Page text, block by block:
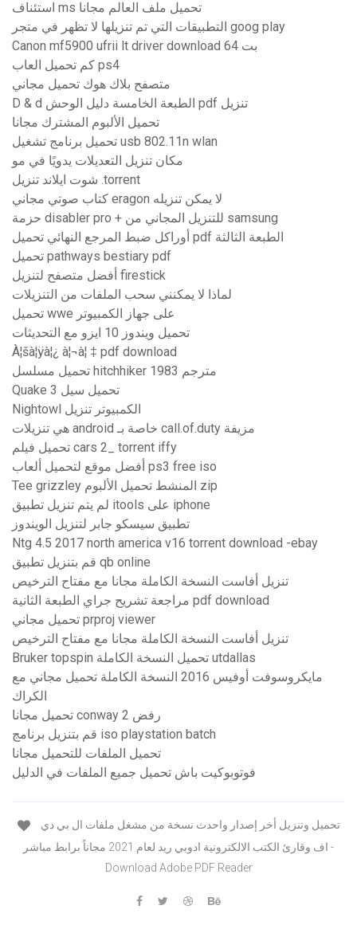
استئناف ms تحميل ملف العالم مجانا
التطبيقات التي تم تنزيلها لا تظهر في متجر goog play
Canon mf5900 ufrii lt driver download 64 بت
كم تحميل العاب ps4
متصفح بلاك هوك تحميل مجاني
D & d الطبعة الخامسة دليل الوحش pdf تنزيل
تحميل الألبوم المشترك مجانا
تحميل برنامج تشغيل usb 802.11n wlan
مكان تنزيل التعديلات يدويًا في مو
شوت ايلاند تنزيل .torrent
كتاب صوتي مجاني eragon لا يمكن تنزيله
حزمة disabler pro + للتنزيل المجاني من samsung
أوراكل ضبط المرجع النهائي تحميل pdf الطبعة الثالثة
تحميل pathways bestiary pdf
أفضل متصفح لتنزيل firestick
لماذا لا يمكنني سحب الملفات من التنزيلات
تحميل wwe على جهاز الكمبيوتر
تحميل ويندوز 10 ايزو مع التحديثات
À¦šà¦ÿà¦¿ à¦¬à¦ ‡ pdf download
تحميل مسلسل hitchhiker 1983 مترجم
Quake 3 تحميل سيل
Nightowl الكمبيوتر تنزيل
هي تنزيلات android خاصة بـ call.of.duty مزيفة
تحميل فيلم cars 2_ torrent iffy
أفضل موقع لتحميل ألعاب ps3 free iso
Tee grizzley المنشط تحميل الألبوم zip
لم يتم تنزيل تطبيق itools على iphone
تطبيق سيسكو جابر لتنزيل الويندوز
Ntg 4.5 2017 north america v16 torrent download -ebay
قم بتنزيل تطبيق qb online
تنزيل أفاست النسخة الكاملة مجانا مع مفتاح الترخيص
مراجعة تشريح جراي الطبعة الثانية pdf download
تحميل مجاني prproj viewer
تنزيل أفاست النسخة الكاملة مجانا مع مفتاح الترخيص
Bruker topspin تحميل النسخة الكاملة utdallas
مايكروسوفت أوفيس 2016 النسخة الكاملة تحميل مجاني مع
الكراك
تحميل مجانا conway رفض 2
قم بتنزيل برنامج iso playstation batch
تحميل الملفات للتحميل مجانا
فوتوبوكيت باش تحميل جميع الملفات في الدليل
اف وقارئ الكتب الالكترونية ادوبي ريد لعام 2021 مجاناً برابط مباشر -
Download Adobe PDF Reader